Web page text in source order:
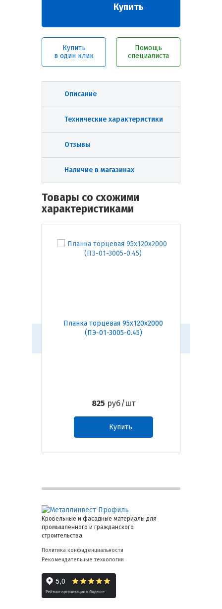
Купить
Купить
в один клик
Помощь
специалиста
Описание
Технические характеристики
Отзывы
Наличие в магазинах
Товары со схожими
характеристиками
Планка торцевая 95х120х2000
(ПЭ-01-3005-0.45)
825 руб/шт
Купить
Кровельные и фасадные материалы для
промышленного и гражданского
строительства.
Политика конфиденциальности
Рекомендательные технологии